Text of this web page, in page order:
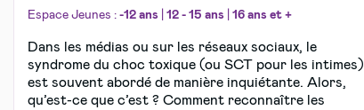
Espace Jeunes : -12 ans 12 - 15 ans 16 ans et +
Dans les médias ou sur les réseaux sociaux, le
syndrome du choc toxique (ou SCT pour les intimes)
est souvent abordé de manière inquiétante. Alors,
qu’est-ce que c’est ? Comment reconnaître les